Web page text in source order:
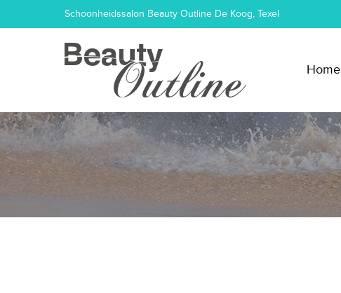
Schoonheidssalon Beauty Outline De Koog, Texel
Home